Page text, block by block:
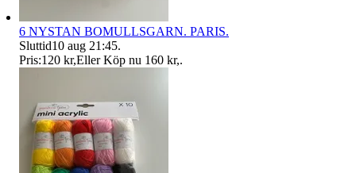
6 NYSTAN BOMULLSGARN. PARIS.
Sluttid10 aug 21:45.
Pris:120 kr,Eller Köp nu 160 kr,.